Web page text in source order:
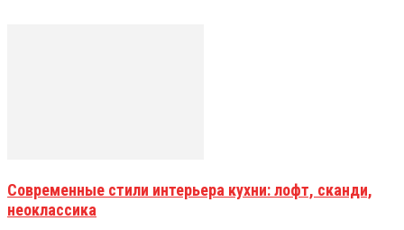
Современные стили интерьера кухни: лофт, сканди,
неоклассика